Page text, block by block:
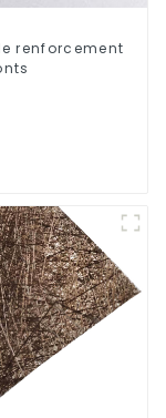
renforcement